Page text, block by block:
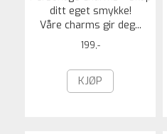
ditt eget smykke!
Våre charms gir deg...
199,-
KJØP